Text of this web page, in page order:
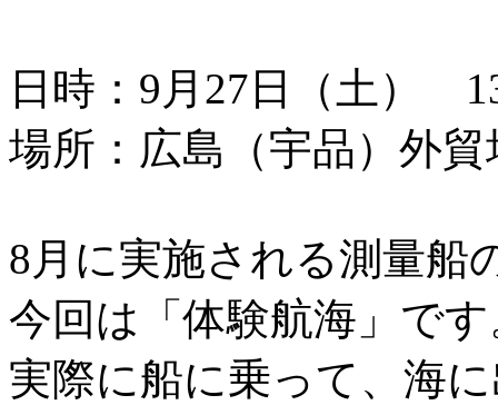
日時：9月27日（土）
場所：広島（宇品）外
8月に実施される測量船
今回は「体験航海」で
実際に船に乗って、海